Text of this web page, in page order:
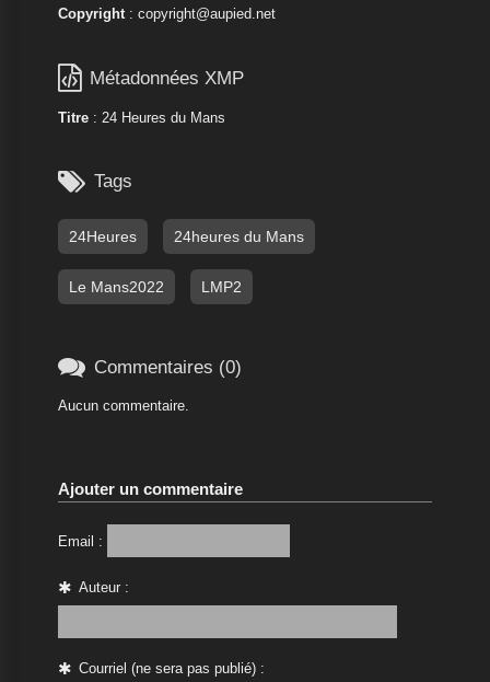
Copyright: copyright@aupied.net
 Métadonnées XMP
Titre: 24 Heures du Mans
 Tags
24Heures 24heures du Mans
Le Mans2022 LMP2
 Commentaires (0)
Aucun commentaire.
Ajouter un commentaire
Email :
Auteur :
Courriel (ne sera pas publié) :